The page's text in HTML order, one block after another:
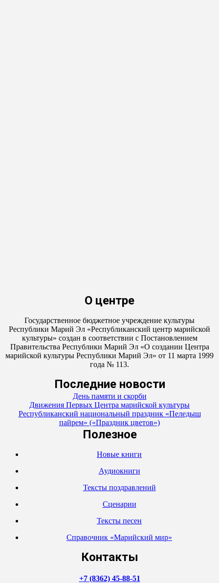
О центре
Государственное бюджетное учреждение культуры
Республики Марий Эл «Республиканский центр марийской
культуры» создан в соответствии с Постановлением
Правительства Республики Марий Эл «О создании Центра
марийской культуры Республики Марий Эл» от 11 марта 1999
года № 113.
Последние новости
День памяти и скорби
Движения Первых Центра марийской культуры
Республиканский национальный праздник «Пеледыш
пайрем» («Праздник цветов»)
Полезное
Новые книги
Аудиокниги
Тексты поздравлений
Сценарии
Тексты песен
Справочник «Марийский мир»
Контакты
+7 (8362) 45-88-51